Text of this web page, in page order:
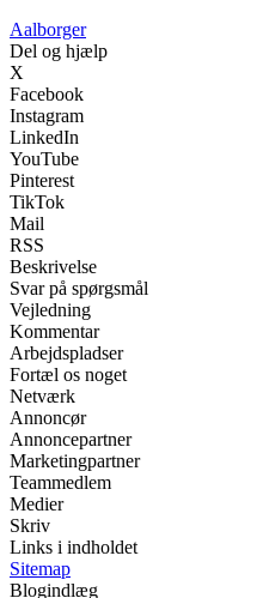
Aalborger
Del og hjælp
X
Facebook
Instagram
LinkedIn
YouTube
Pinterest
TikTok
Mail
RSS
Beskrivelse
Svar på spørgsmål
Vejledning
Kommentar
Arbejdspladser
Fortæl os noget
Netværk
Annoncør
Annoncepartner
Marketingpartner
Teammedlem
Medier
Skriv
Links i indholdet
Sitemap
Blogindlæg